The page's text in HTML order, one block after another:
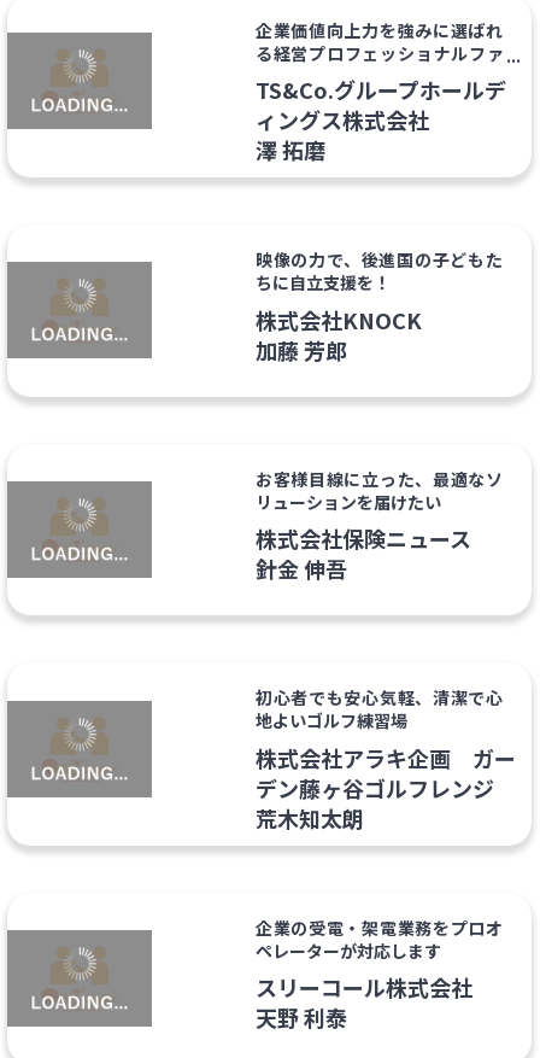
企業価値向上力を強みに選ばれ
る経営プロフェッショナルファ
TS&Co.グループホールデ
ィングス株式会社
澤 拓磨
映像の力で、後進国の子どもた
ちに自立支援を！
株式会社KNOCK
加藤 芳郎
お客様目線に立った、最適なソ
リューションを届けたい
株式会社保険ニュース
針金 伸吾
初心者でも安心気軽、清潔で心
地よいゴルフ練習場
株式会社アラキ企画 ガー
デン藤ヶ谷ゴルフレンジ
荒木知太朗
企業の受電・架電業務をプロオ
ペレーターが対応します
スリーコール株式会社
天野 利泰